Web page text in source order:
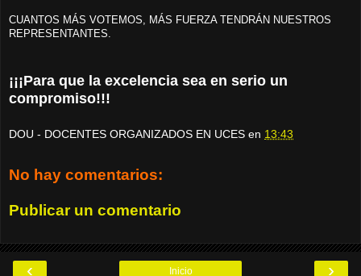
CUANTOS MÁS VOTEMOS, MÁS FUERZA TENDRÁN NUESTROS
REPRESENTANTES.
¡¡¡Para que la excelencia sea en serio un
compromiso!!!
DOU - DOCENTES ORGANIZADOS EN UCES en 13:43
No hay comentarios:
Publicar un comentario
‹ ›
Inicio